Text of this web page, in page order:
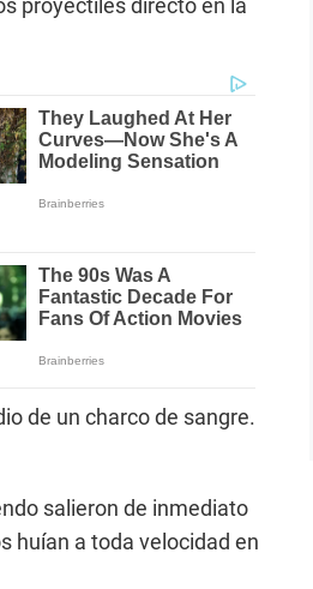
proyectiles directo en la
de un charco de sangre.
salieron de inmediato
huían a toda velocidad en